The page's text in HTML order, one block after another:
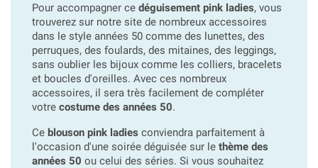
Pour accompagner ce déguisement pink ladies, vous
trouverez sur notre site de nombreux accessoires
dans le style années 50 comme des lunettes, des
perruques, des foulards, des mitaines, des leggings,
sans oublier les bijoux comme les colliers, bracelets
et boucles d'oreilles. Avec ces nombreux
accessoires, il sera très facilement de compléter
votre costume des années 50.
Ce blouson pink ladies conviendra parfaitement à
l'occasion d'une soirée déguisée sur le thème des
années 50 ou celui des séries. Si vous souhaitez